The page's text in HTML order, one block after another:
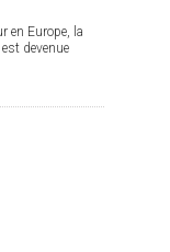
en Europe, la
devenue